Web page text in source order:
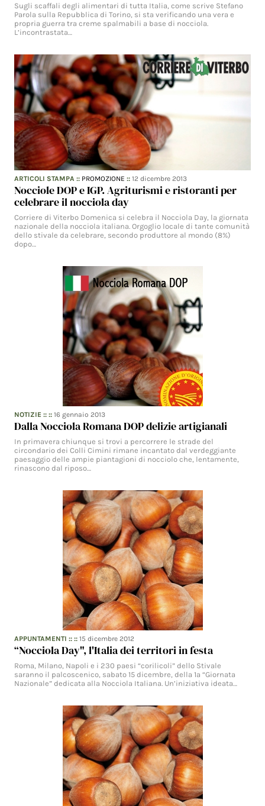
Sugli scaffali degli alimentari di tutta Italia, come scrive Stefano
Parola sulla Repubblica di Torino, si sta verificando una vera e
propria guerra tra creme spalmabili a base di nocciola.
L’incontrastata…
ARTICOLI STAMPA :: PROMOZIONE ::12 dicembre 2013
Nocciole DOP e IGP. Agriturismi e ristoranti per
celebrare il nocciola day
Corriere di Viterbo Domenica si celebra il Nocciola Day, la giornata
nazionale della nocciola italiana. Orgoglio locale di tante comunità
dello stivale da celebrare, secondo produttore al mondo (8%)
dopo…
NOTIZIE :: ::16 gennaio 2013
Dalla Nocciola Romana DOP delizie artigianali
In primavera chiunque si trovi a percorrere le strade del
circondario dei Colli Cimini rimane incantato dal verdeggiante
paesaggio delle ampie piantagioni di nocciolo che, lentamente,
rinascono dal riposo…
APPUNTAMENTI :: ::15 dicembre 2012
“Nocciola Day", l'Italia dei territori in festa
Roma, Milano, Napoli e i 230 paesi “corilicoli” dello Stivale
saranno il palcoscenico, sabato 15 dicembre, della 1ª “Giornata
Nazionale” dedicata alla Nocciola Italiana. Un’iniziativa ideata…